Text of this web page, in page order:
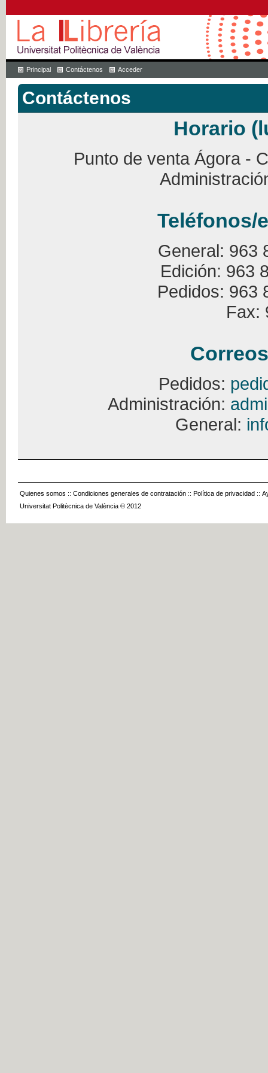
Principal Contáctenos Acceder
Contáctenos
Horario
Punto de venta Ágora -
Teléfonos/
General: 963
Edición: 963
Pedidos: 963
Fax:
Pedidos:
Administración:
General:
Quienes somos :: Condiciones generales de contratación :: Política de privacidad ::
Universitat Politècnica de València © 2012